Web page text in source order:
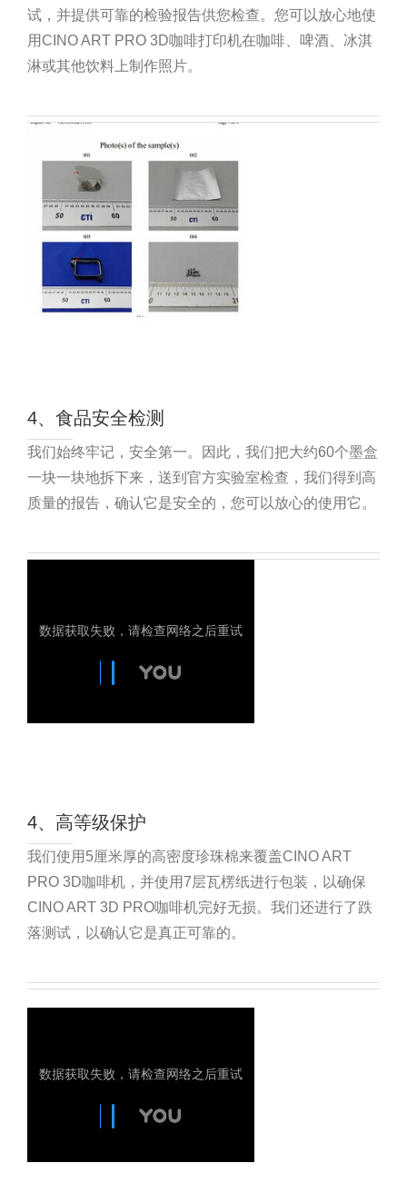
试，并提供可靠的检验报告供您检查。您可以放心地使
用CINO ART PRO 3D咖啡打印机在咖啡、啤酒、冰淇
淋或其他饮料上制作照片。
4、食品安全检测
我们始终牢记，安全第一。因此，我们把大约60个墨盒
一块一块地拆下来，送到官方实验室检查，我们得到高
质量的报告，确认它是安全的，您可以放心的使用它。
4、高等级保护
我们使用5厘米厚的高密度珍珠棉来覆盖CINO ART
PRO 3D咖啡机，并使用7层瓦楞纸进行包装，以确保
CINO ART 3D PRO咖啡机完好无损。我们还进行了跌
落测试，以确认它是真正可靠的。